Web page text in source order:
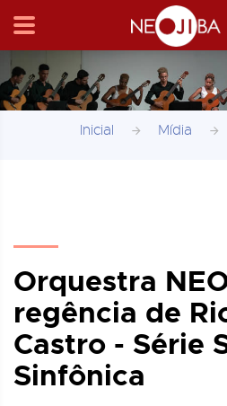
Inicial Mídia
Orquestra
regência de
Castro - Série
Sinfônica